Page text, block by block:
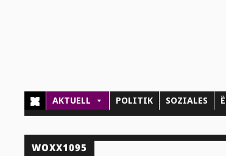
AKTUELL POLITIK SOZIALES
WOXX1095